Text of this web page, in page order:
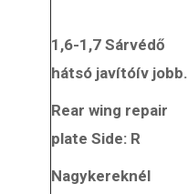
1,6-1,7 Sárvédő
hátsó javítóív jobb.
Rear wing repair
plate Side: R
Nagykereknél